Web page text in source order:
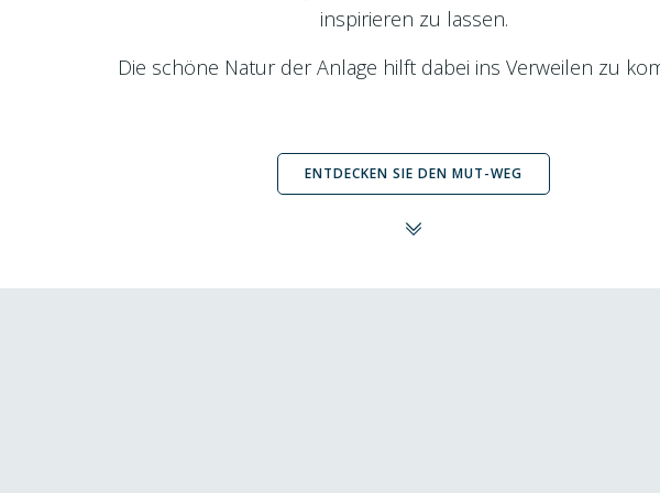
inspirieren zu lassen.
Die schöne Natur der Anlage hilft dabei ins Verweilen zu
ENTDECKEN SIE DEN MUT-WEG